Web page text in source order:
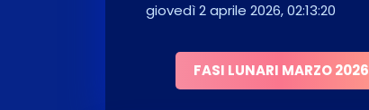
giovedì 2 aprile 2026, 02:13:20
FASI LUNARI MARZO 2026